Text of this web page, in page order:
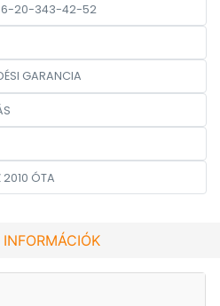
20-343-42-52
GARANCIA
2010 ÓTA